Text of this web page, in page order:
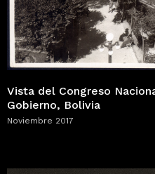
Vista del Congreso
Gobierno, Bolivia
Noviembre 2017